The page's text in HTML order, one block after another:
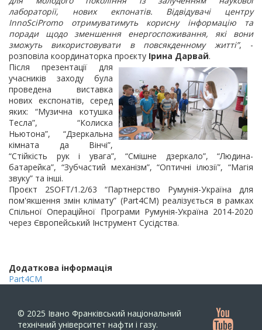
лабораторії, нових екпонатів. Відвідувачі центру
InnoSciPromo отримуватимуть корисну інформацію та
поради щодо зменшення енергоспоживання, які вони
зможуть використовувати в повсякденному житті”, -
розповіла координаторка проєкту Ірина Дарвай.
Після презентації для
учасників заходу була
проведена виставка
нових експонатів, серед
яких: “Музична котушка
Тесла”, “Колиска
Ньютона”, “Дзеркальна
кімната да Вінчі”,
“Стійкість рук і увага”, “Смішне дзеркало”, “Людина-
батарейка”, “Зубчастий механізм”, “Оптичні ілюзії”, “Магія
звуку” та інші.
Проєкт 2SOFT/1.2/63 “Партнерство Румунія-Україна для
пом'якшення змін клімату” (Part4CM) реалізується в рамках
Спільної Операційної Програми Румунія-Україна 2014-2020
через Європейський Інструмент Сусідства.
Додаткова інформація
Part4СМ
© 2025 Івано Франківський національний
технічний університет нафти і газу.